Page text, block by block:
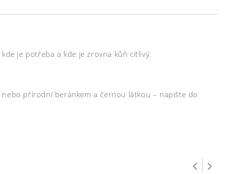
je potřeba a kde je zrovna kůň citlivý.
přírodní beránkem a černou látkou – napište do